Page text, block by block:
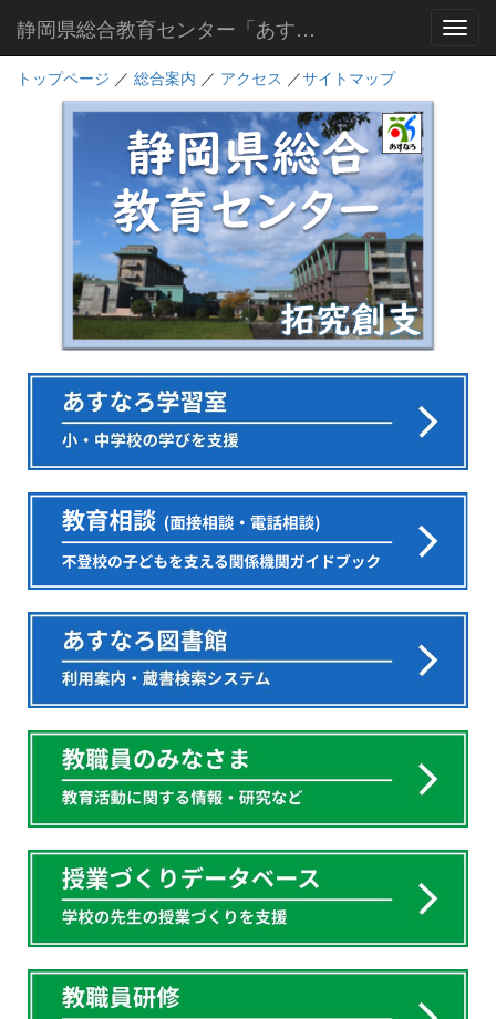
静岡県総合教育センター「あすなろ」
トップページ ／ 総合案内 ／ アクセス ／サイトマップ